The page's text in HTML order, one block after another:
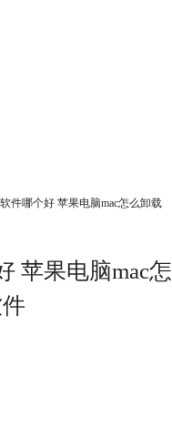
件哪个好 苹果电脑mac怎么卸载
苹果电脑mac怎